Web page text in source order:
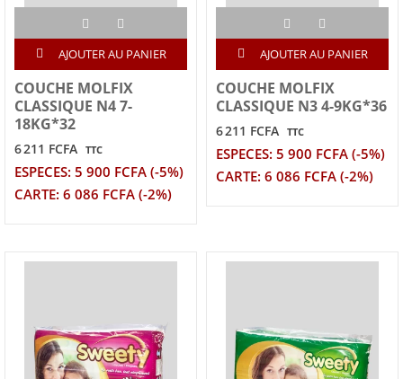
AJOUTER AU PANIER
COUCHE MOLFIX
CLASSIQUE N4 7-
18KG*32
6 211 FCFA TTC
ESPECES: 5 900 FCFA (-5%)
CARTE: 6 086 FCFA (-2%)
AJOUTER AU PANIER
COUCHE MOLFIX
CLASSIQUE N3 4-9KG*36
6 211 FCFA TTC
ESPECES: 5 900 FCFA (-5%)
CARTE: 6 086 FCFA (-2%)